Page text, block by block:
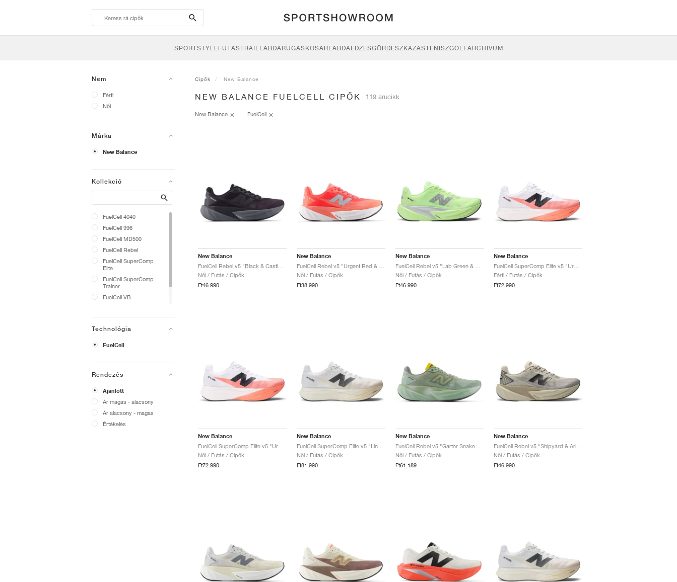
search-
btn
SPORTSTYLEFUTÁSTRAILLABDARÚGÁSKOSÁRLABDAEDZÉSGÖRDESZKÁZÁSTENISZGOLFARCHÍVUM
Nem
Férfi
Női
Márka
New Balance
Kollekció
Search
FuelCell 4040
FuelCell 996
FuelCell MD500
FuelCell Rebel
FuelCell SuperComp
Elite
FuelCell SuperComp
Trainer
FuelCell VB
Ohtani
Technológia
FuelCell
Rendezés
Ajánlott
Ár magas - alacsony
Ár alacsony - magas
Értékelés
Cipők New Balance
NEW BALANCE FUELCELL CIPŐK 119 árucikk
New Balance FuelCell
New Balance
Női / Futás / Cipők
Ft46.990
New Balance
Női / Futás / Cipők
Ft38.990
New Balance
Női / Futás / Cipők
Ft46.990
New Balance
Férfi / Futás / Cipők
Ft72.990
New Balance
Női / Futás / Cipők
Ft72.990
New Balance
FuelCell SuperComp Elite v5 "Linen & White"
Női / Futás / Cipők
Ft81.990
New Balance
Női / Futás / Cipők
Ft61.189
New Balance
Női / Futás / Cipők
Ft46.990